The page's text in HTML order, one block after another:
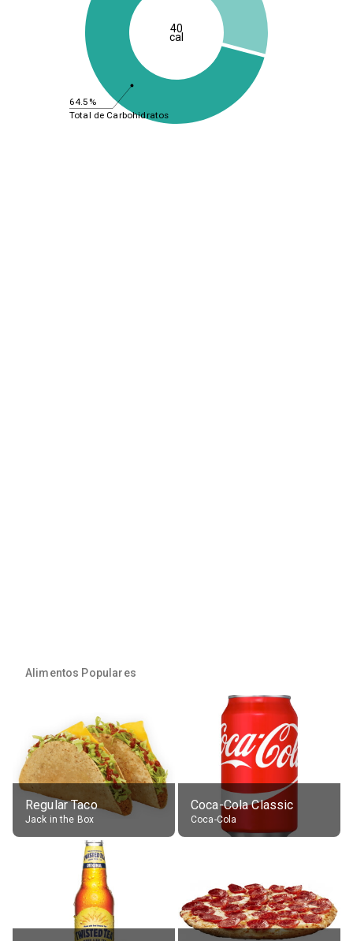
64.5%
Total de Carbohidratos
40
cal
Alimentos Populares
Regular Taco
Jack in the Box
Coca-Cola Classic
Coca-Cola